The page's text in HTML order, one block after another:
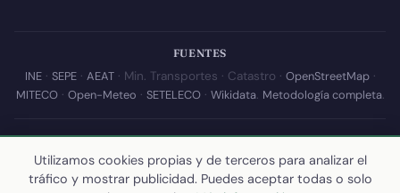
FUENTES
INE· SEPE· AEAT· Min. Transportes · Catastro · OpenStreetMap·
MITECO· Open-Meteo · SETELECO· Wikidata. Metodología completa.
© 2026 Callejear.com — Directorio municipal de España con datos
abiertos. Desarrollado y mantenido porYoel Castaño.
Utilizamos cookies propias y de terceros para analizar el
tráfico y mostrar publicidad. Puedes aceptar todas o solo